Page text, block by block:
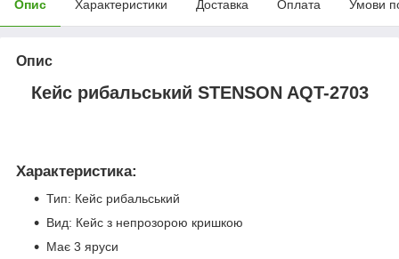
Опис Характеристики Доставка Оплата Умови
Опис
Кейс рибальський STENSON AQT-2703
Характеристика:
Тип: Кейс рибальський
Вид: Кейс з непрозорою кришкою
Має 3 яруси